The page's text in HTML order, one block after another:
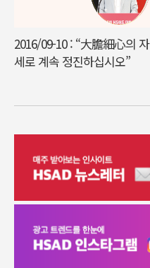
2016/09-10 : “大膽細心의 자
세로 계속 정진하십시오”